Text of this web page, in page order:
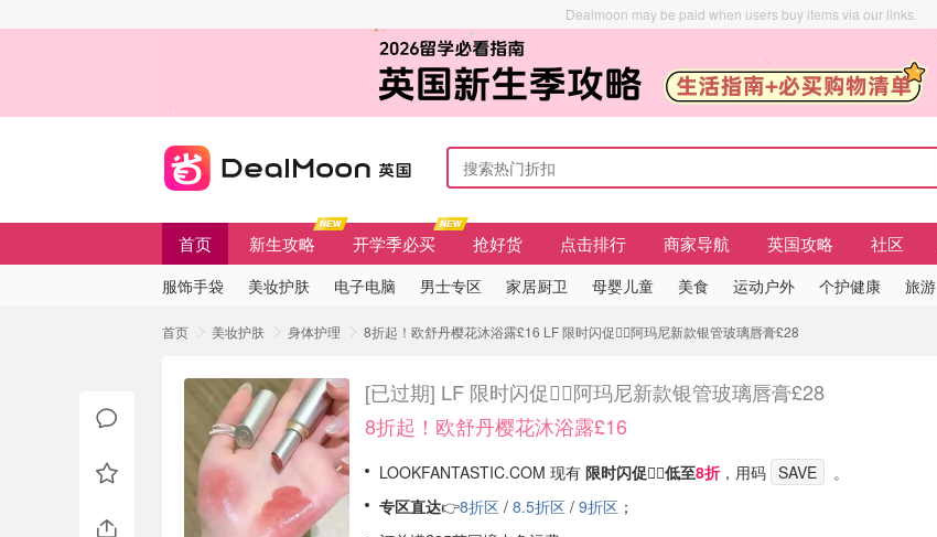
Dealmoon may be paid when users buy items via our links.
首页 新生攻略 开学季必买 抢好货 点击排行 商家导航 英国攻略 社区
服饰手袋 美妆护肤 电子电脑 男士专区 家居厨卫 母婴儿童 美食 运动户外 个护健康 旅游
首页 美妆护肤 身体护理 8折起！欧舒丹樱花沐浴露£16 LF 限时闪促❤️‍🔥阿玛尼新款银管玻璃唇膏£28
[已过期] LF 限时闪促❤️‍🔥阿玛尼新款银管玻璃唇膏£28
8折起！欧舒丹樱花沐浴露£16
LOOKFANTASTIC.COM 现有 限时闪促❤️‍🔥低至8折 ，用码 SAVE
。
专区直达👉8折区 / 8.5折区 / 9折区 ；